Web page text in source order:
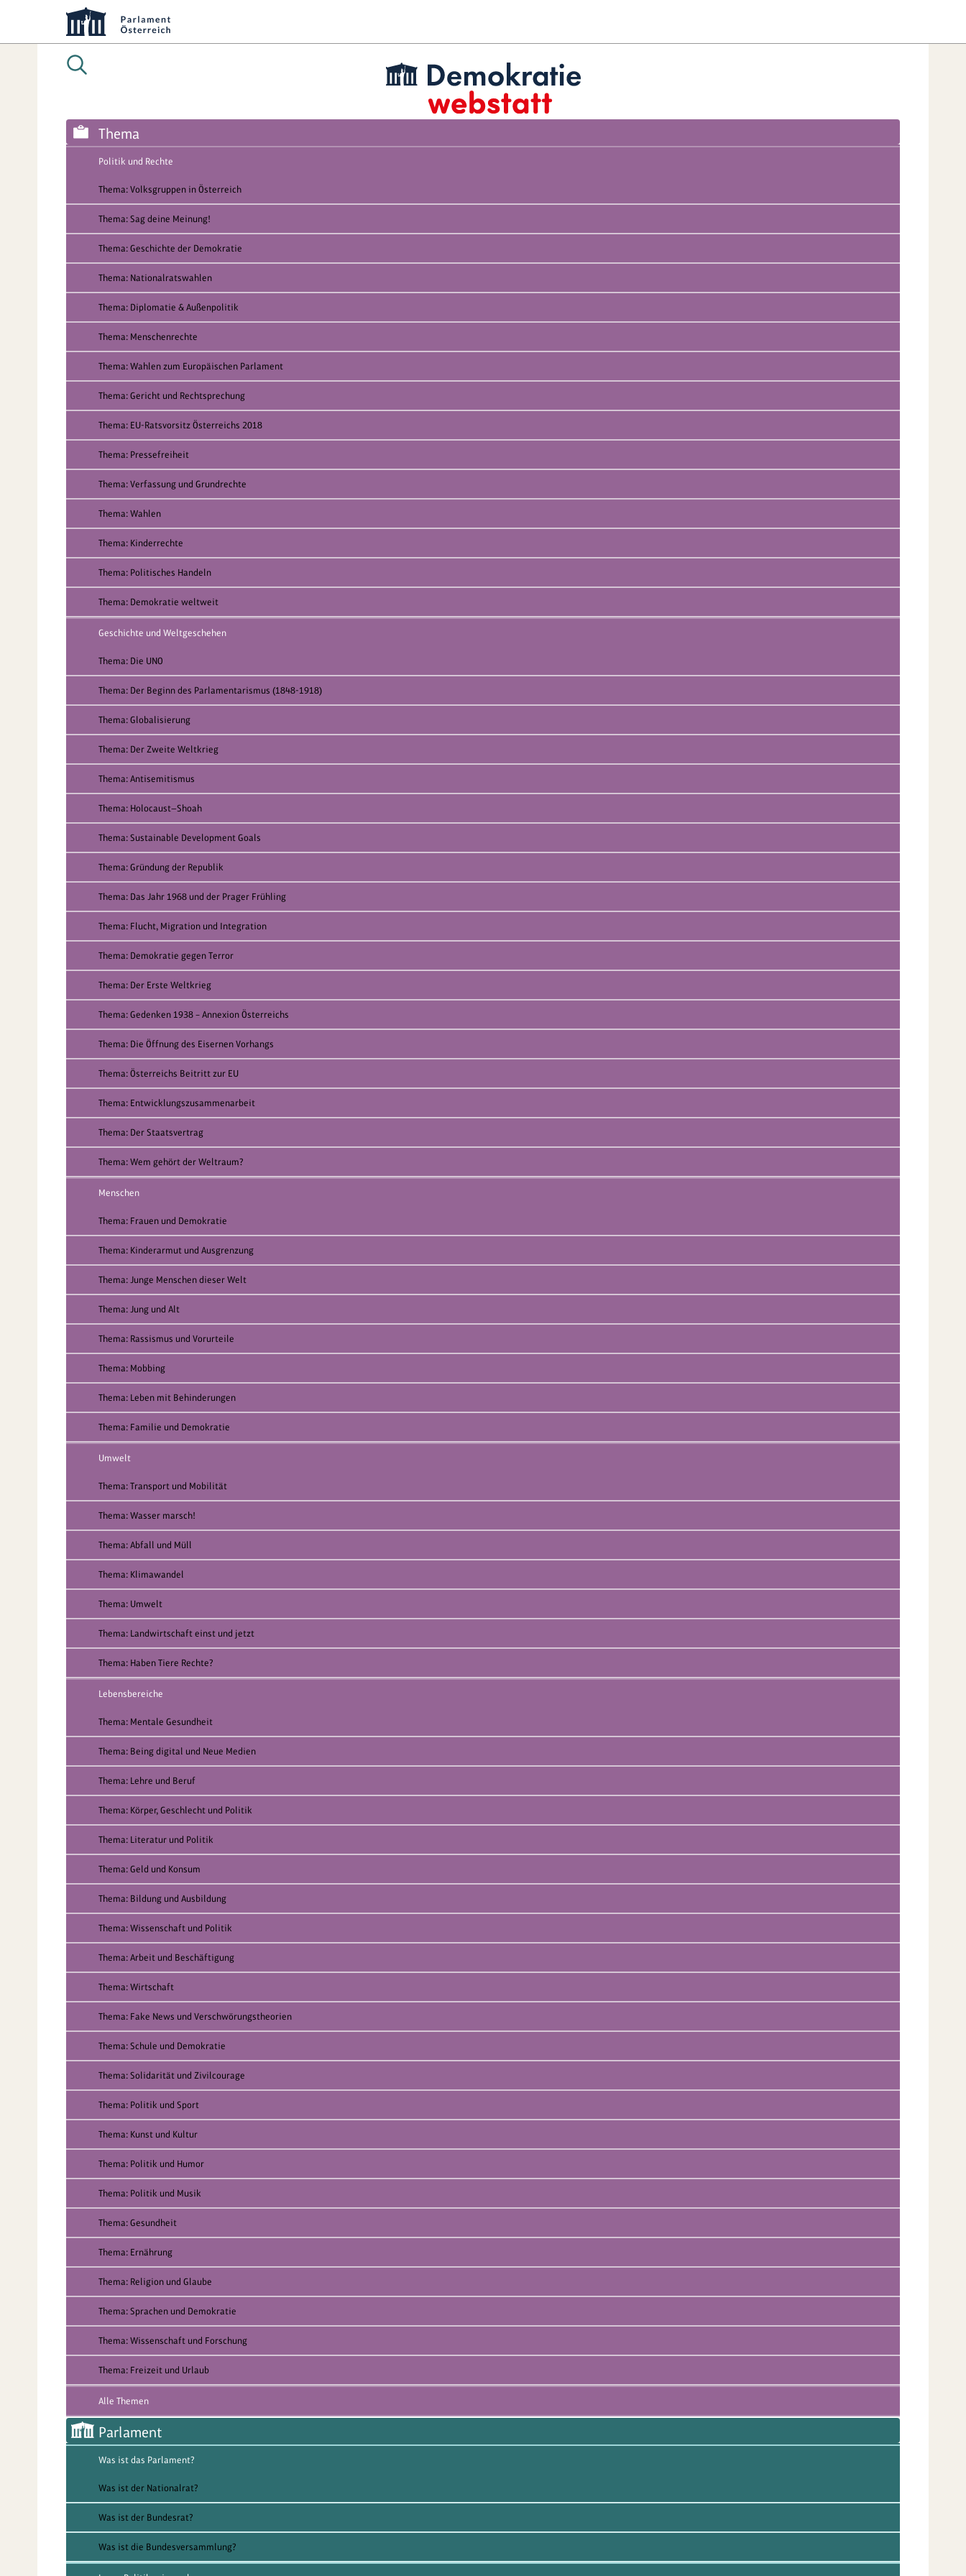
Thema
Politik und Rechte
Thema: Volksgruppen in Österreich
Thema: Sag deine Meinung!
Thema: Geschichte der Demokratie
Thema: Nationalratswahlen
Thema: Diplomatie & Außenpolitik
Thema: Menschenrechte
Thema: Wahlen zum Europäischen Parlament
Thema: Gericht und Rechtsprechung
Thema: EU-Ratsvorsitz Österreichs 2018
Thema: Pressefreiheit
Thema: Verfassung und Grundrechte
Thema: Wahlen
Thema: Kinderrechte
Thema: Politisches Handeln
Thema: Demokratie weltweit
Geschichte und Weltgeschehen
Thema: Die UNO
Thema: Der Beginn des Parlamentarismus (1848-1918)
Thema: Globalisierung
Thema: Der Zweite Weltkrieg
Thema: Antisemitismus
Thema: Holocaust—Shoah
Thema: Sustainable Development Goals
Thema: Gründung der Republik
Thema: Das Jahr 1968 und der Prager Frühling
Thema: Flucht, Migration und Integration
Thema: Demokratie gegen Terror
Thema: Der Erste Weltkrieg
Thema: Gedenken 1938 – Annexion Österreichs
Thema: Die Öffnung des Eisernen Vorhangs
Thema: Österreichs Beitritt zur EU
Thema: Entwicklungszusammenarbeit
Thema: Der Staatsvertrag
Thema: Wem gehört der Weltraum?
Menschen
Thema: Frauen und Demokratie
Thema: Kinderarmut und Ausgrenzung
Thema: Junge Menschen dieser Welt
Thema: Jung und Alt
Thema: Rassismus und Vorurteile
Thema: Mobbing
Thema: Leben mit Behinderungen
Thema: Familie und Demokratie
Umwelt
Thema: Transport und Mobilität
Thema: Wasser marsch!
Thema: Abfall und Müll
Thema: Klimawandel
Thema: Umwelt
Thema: Landwirtschaft einst und jetzt
Thema: Haben Tiere Rechte?
Lebensbereiche
Thema: Mentale Gesundheit
Thema: Being digital und Neue Medien
Thema: Lehre und Beruf
Thema: Körper, Geschlecht und Politik
Thema: Literatur und Politik
Thema: Geld und Konsum
Thema: Bildung und Ausbildung
Thema: Wissenschaft und Politik
Thema: Arbeit und Beschäftigung
Thema: Wirtschaft
Thema: Fake News und Verschwörungstheorien
Thema: Schule und Demokratie
Thema: Solidarität und Zivilcourage
Thema: Politik und Sport
Thema: Kunst und Kultur
Thema: Politik und Humor
Thema: Politik und Musik
Thema: Gesundheit
Thema: Ernährung
Thema: Religion und Glaube
Thema: Sprachen und Demokratie
Thema: Wissenschaft und Forschung
Thema: Freizeit und Urlaub
Alle Themen
Parlament
Was ist das Parlament?
Was ist der Nationalrat?
Was ist der Bundesrat?
Was ist die Bundesversammlung?